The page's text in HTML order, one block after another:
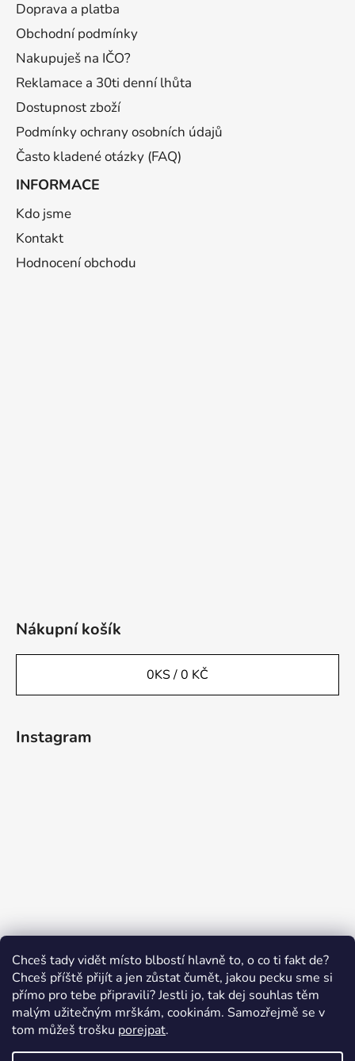
Chceš tady vidět místo blbostí hlavně to, o co ti fakt de?
Chceš příště přijít a jen zůstat čumět, jakou pecku sme si
přímo pro tebe připravili? Jestli jo, tak dej souhlas těm
malým užitečným mrškám, cookinám. Samozřejmě se v
tom můžeš trošku porejpat.
Doprava a platba
Obchodní podmínky
Nakupuješ na IČO?
Reklamace a 30ti denní lhůta
Dostupnost zboží
Podmínky ochrany osobních údajů
Často kladené otázky (FAQ)
INFORMACE
Kdo jsme
Kontakt
Hodnocení obchodu
Nákupní košík
0KS /0 KČ
Instagram
Swissten.eu Česnekový ráj